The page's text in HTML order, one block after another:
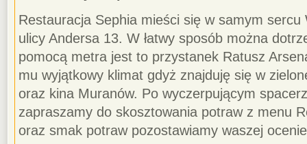
Restauracja Sephia mieści się w samym sercu
ulicy Andersa 13. W łatwy sposób można
pomocą metra jest to przystanek Ratusz
mu wyjątkowy klimat gdyż znajduję się w
oraz kina Muranów. Po wyczerpującym
zapraszamy do skosztowania potraw z menu
oraz smak potraw pozostawiamy waszej